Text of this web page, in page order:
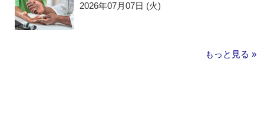
2026年07月07日 (火)
もっと見る »